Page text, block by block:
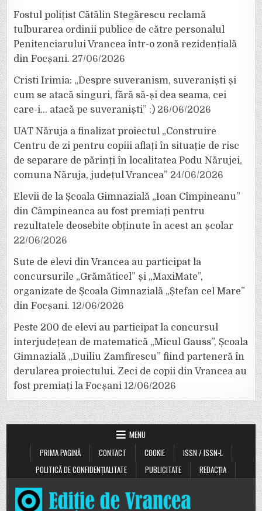
Fostul polițist Cătălin Stegărescu reclamă
tulburarea ordinii publice de către personalul
Penitenciarului Vrancea într-o zonă rezidențială
din Focșani. 27/06/2026
Cristi Irimia: „Despre suveranism, suveraniști și
cum se atacă singuri, fără să-și dea seama, cei
care-i… atacă pe suveraniști” :) 26/06/2026
UAT Năruja a finalizat proiectul „Construire
Centru de zi pentru copiii aflați în situație de risc
de separare de părinți în localitatea Podu Nărujei,
comuna Năruja, județul Vrancea” 24/06/2026
Elevii de la Școala Gimnazială „Ioan Cîmpineanu”
din Câmpineanca au fost premiați pentru
rezultatele deosebite obținute în acest an școlar
22/06/2026
Sute de elevi din Vrancea au participat la
concursurile „Grămăticel” și „MaxiMate”,
organizate de Școala Gimnazială „Ștefan cel Mare”
din Focșani. 12/06/2026
Peste 200 de elevi au participat la concursul
interjudețean de matematică „Micul Gauss”, Școala
Gimnazială „Duiliu Zamfirescu” fiind parteneră în
derularea proiectului. Zeci de copii din Vrancea au
fost premiați la Focșani 12/06/2026
MENU
PRIMA PAGINĂ
CONTACT COOKIE
ISSN / ISSN-L
POLITICĂ DE CONFIDENȚIALITATE
PUBLICITATE REDACȚIA